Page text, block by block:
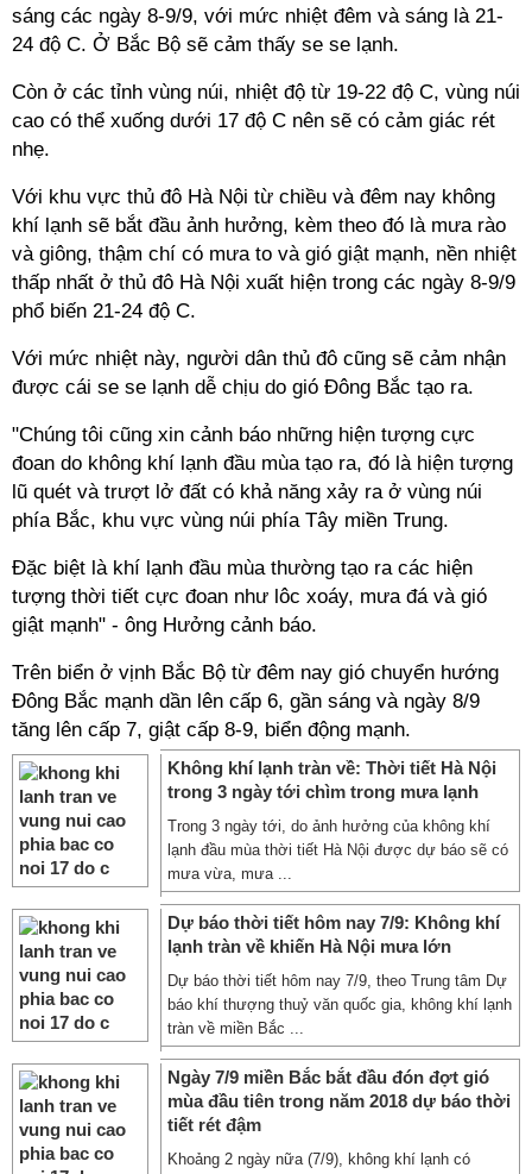
sáng các ngày 8-9/9, với mức nhiệt đêm và sáng là 21-
24 độ C. Ở Bắc Bộ sẽ cảm thấy se se lạnh.
Còn ở các tỉnh vùng núi, nhiệt độ từ 19-22 độ C, vùng núi
cao có thể xuống dưới 17 độ C nên sẽ có cảm giác rét
nhẹ.
Với khu vực thủ đô Hà Nội từ chiều và đêm nay không
khí lạnh sẽ bắt đầu ảnh hưởng, kèm theo đó là mưa rào
và giông, thậm chí có mưa to và gió giật mạnh, nền nhiệt
thấp nhất ở thủ đô Hà Nội xuất hiện trong các ngày 8-9/9
phổ biến 21-24 độ C.
Với mức nhiệt này, người dân thủ đô cũng sẽ cảm nhận
được cái se se lạnh dễ chịu do gió Đông Bắc tạo ra.
"Chúng tôi cũng xin cảnh báo những hiện tượng cực
đoan do không khí lạnh đầu mùa tạo ra, đó là hiện tượng
lũ quét và trượt lở đất có khả năng xảy ra ở vùng núi
phía Bắc, khu vực vùng núi phía Tây miền Trung.
Đặc biệt là khí lạnh đầu mùa thường tạo ra các hiện
tượng thời tiết cực đoan như lôc xoáy, mưa đá và gió
giật mạnh" - ông Hưởng cảnh báo.
Trên biển ở vịnh Bắc Bộ từ đêm nay gió chuyển hướng
Đông Bắc mạnh dần lên cấp 6, gần sáng và ngày 8/9
tăng lên cấp 7, giật cấp 8-9, biển động mạnh.
Không khí lạnh tràn về: Thời tiết Hà Nội
trong 3 ngày tới chìm trong mưa lạnh
Trong 3 ngày tới, do ảnh hưởng của không khí
lạnh đầu mùa thời tiết Hà Nội được dự báo sẽ có
mưa vừa, mưa ...
Dự báo thời tiết hôm nay 7/9: Không khí
lạnh tràn về khiến Hà Nội mưa lớn
Dự báo thời tiết hôm nay 7/9, theo Trung tâm Dự
báo khí thượng thuỷ văn quốc gia, không khí lạnh
tràn về miền Bắc ...
Ngày 7/9 miền Bắc bắt đầu đón đợt gió
mùa đầu tiên trong năm 2018 dự báo thời
tiết rét đậm
Khoảng 2 ngày nữa (7/9), không khí lạnh có